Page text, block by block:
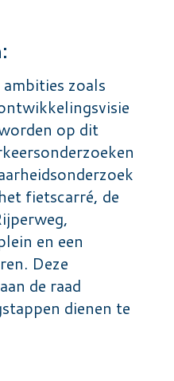
zoals
op dit
fietscarré, de
en een
Deze
de raad
dienen te